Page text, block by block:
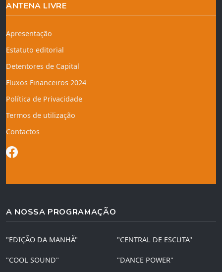
ANTENA LIVRE
Apresentação
Estatuto editorial
Detentores de Capital
Fluxos Financeiros 2024
Política de Privacidade
Termos de utilização
Contactos
A NOSSA PROGRAMAÇÃO
"EDIÇÃO DA MANHÃ" "CENTRAL DE ESCUTA"
"COOL SOUND" "DANCE POWER"